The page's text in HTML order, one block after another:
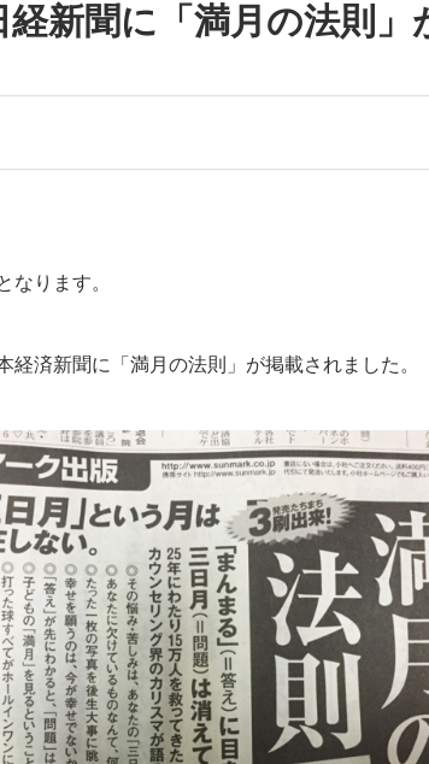
経新聞に「満月の法則
なります。
経済新聞に「満月の法則」が掲載されました。